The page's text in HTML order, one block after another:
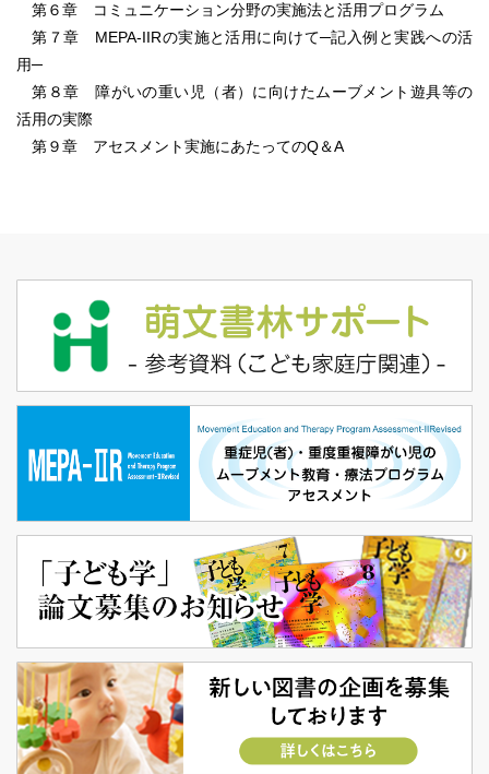
第６章 コミュニケーション分野の実施法と活用プログラム
第７章 MEPA-IIRの実施と活用に向けて─記入例と実践への活
用─
第８章 障がいの重い児（者）に向けたムーブメント遊具等の
活用の実際
第９章 アセスメント実施にあたってのQ＆A